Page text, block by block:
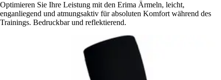
Optimieren Sie Ihre Leistung mit den Erima Ärmeln, leicht,
enganliegend und atmungsaktiv für absoluten Komfort während des
Trainings. Bedruckbar und reflektierend.